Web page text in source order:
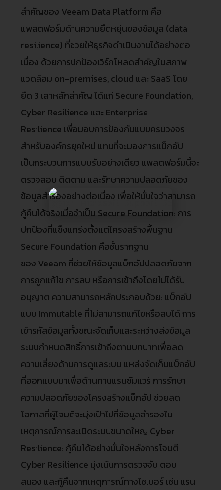
สำคัญของ Veeam Data Platform คือ
แพลตฟอร์มด้านความยืดหยุ่นของข้อมูล (data
resilience) ที่ช่วยให้ธุรกิจดำเนินงานได้อย่างต่อ
เนื่อง ด้วยการปกป้องเวิร์กโหลดสำคัญในสภาพ
แวดล้อม on-premises, cloud และ SaaS โดย
ยึด 3 เสาหลักสำคัญ ได้แก่ Secure Foundation,
Cyber Resilience และ Enterprise
Resilience เพื่อมอบการป้องกันแบบครบวงจร
สำหรับองค์กรยุคใหม่ แทนที่จะมองการแบ็กอัป
เป็นกระบวนการแบบรับอย่างเดียว แพลตฟอร์มนี้จะ
ตรวจสอบ ติดตาม และรักษาความปลอดภัยของ
ข้อมูลสำรองอย่างต่อเนื่อง เพื่อให้มั่นใจว่าสามารถ
กู้คืนได้จริงเมื่อจำเป็น Secure Foundation: การ
ปกป้องที่แข็งแกร่งตั้งแต่โครงสร้างพื้นฐาน
Secure Foundation คือชั้นรากฐาน
ของ Veeam ที่ช่วยให้ข้อมูลแบ็กอัปปลอดภัยจาก
การถูกแก้ไข การลบ หรือการเข้าถึงโดยไม่ได้รับ
อนุญาต ความสามารถหลักประกอบด้วย: แบ็กอัป
แบบ Immutable ที่ไม่สามารถแก้ไขหรือลบได้ การ
เข้ารหัสข้อมูลทั้งขณะจัดเก็บและระหว่างส่งข้อมูล
ระบบกำหนดสิทธิ์การเข้าถึงตามบทบาทเพื่อลด
ความเสี่ยงด้านการดูแลระบบ แหล่งจัดเก็บแบ็กอัป
ที่ออกแบบมาเพื่อต้านทานแรนซัมแวร์ การรักษา
ความปลอดภัยของโครงสร้างแบ็กอัป ช่วยลด
โอกาสที่ผู้โจมตีจะมุ่งเป้าไปที่ข้อมูลสำรองใน
เหตุการณ์การละเมิดระบบขนาดใหญ่ Cyber
Resilience: กู้คืนได้อย่างมั่นใจหลังการโจมตี
Cyber Resilience มุ่งเน้นการตรวจจับ ตอบ
สนอง และกู้คืนจากเหตุการณ์ทางไซเบอร์ เช่น แรน